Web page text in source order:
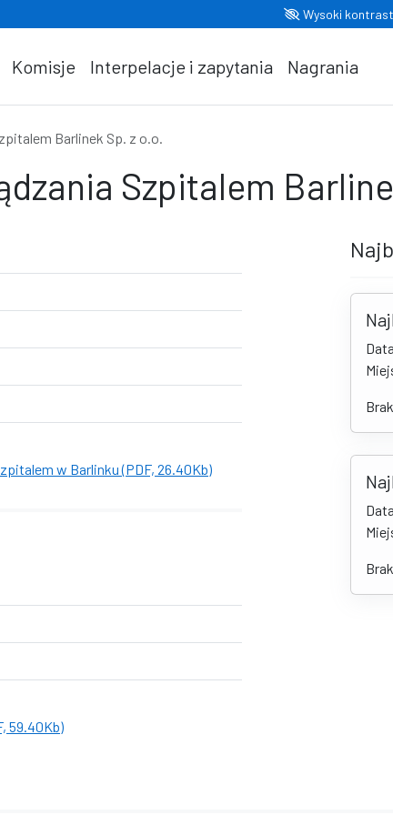
Wysoki kontrast
Komisje Interpelacje i zapytania Nagrania
Barlinek Sp. z o.o.
Szpitalem
w Barlinku (PDF, 26.40Kb)
59.40Kb)